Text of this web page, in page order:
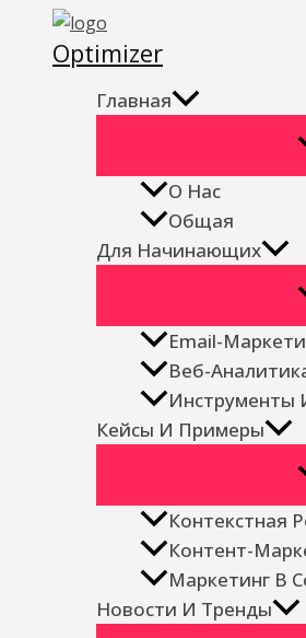
Перейти
Optimizer
Главная
О Нас
Общая
Для Начинающих
Email-
Веб-
Инструменты
Кейсы И Примеры
Контекстная
Контент-
Маркетинг В
Новости И Тренды